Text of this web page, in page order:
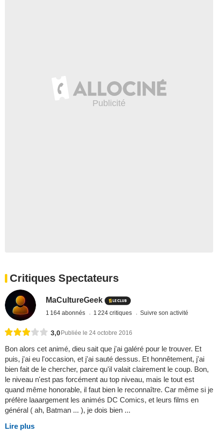
Critiques Spectateurs
MaCultureGeek
1 164 abonnés 1 224 critiques Suivre son activité
3,0Publiée le 24 octobre 2016
Bon alors cet animé, dieu sait que j'ai galéré pour le trouver. Et
puis, j'ai eu l'occasion, et j'ai sauté dessus. Et honnêtement, j'ai
bien fait de le chercher, parce qu'il valait clairement le coup. Bon,
le niveau n'est pas forcément au top niveau, mais le tout est
quand même honorable, il faut bien le reconnaître. Car même si je
préfère laaargement les animés DC Comics, et leurs films en
général ( ah, Batman ... ), je dois bien ...
Lire plus